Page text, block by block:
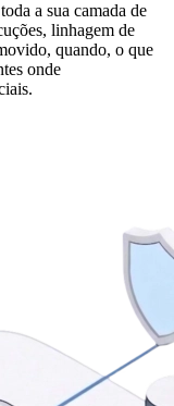
a sua camada de
linhagem de
quando, o que
onde